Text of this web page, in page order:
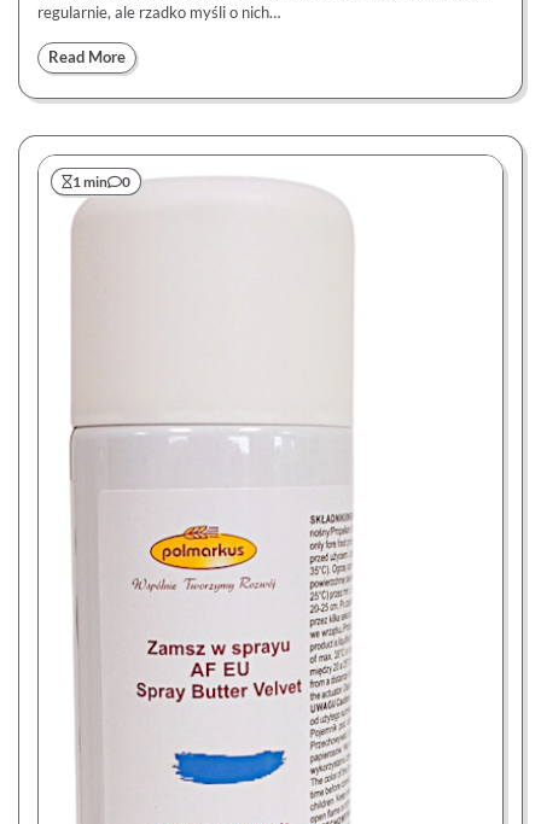
regularnie, ale rzadko myśli o nich…
Read More
1 min 0